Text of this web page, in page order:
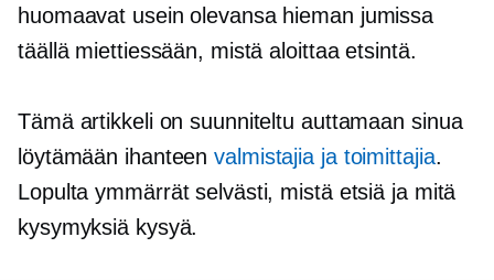
huomaavat usein olevansa hieman jumissa
täällä miettiessään, mistä aloittaa etsintä.
Tämä artikkeli on suunniteltu auttamaan sinua
löytämään ihanteenvalmistajia ja toimittajia.
Lopulta ymmärrät selvästi, mistä etsiä ja mitä
kysymyksiä kysyä.